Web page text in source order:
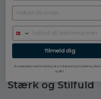
Opdag de
bæredygtighed møder
fremstillet med 80%
de produceret 100% af
bordpladeproduktion for at
Stærk og Stilfuld
Tilmeld dig
Du accepterer ved tilmelding at vi må sende dig marketing på
og SMS.